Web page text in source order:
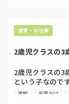
保育・お仕事
2歳児クラスの3
2歳児クラスの3
という子なので
度をボソボソっ
家庭 言葉かけ